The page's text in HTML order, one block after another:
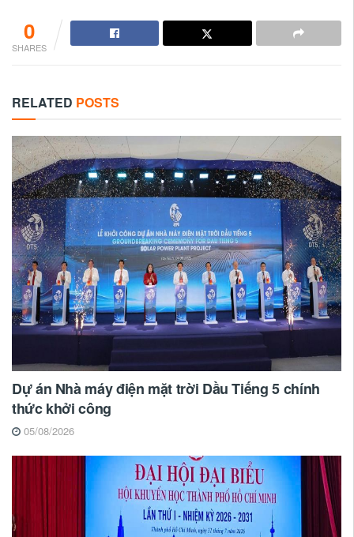
0
SHARES
RELATED POSTS
Dự án Nhà máy điện mặt trời Dầu Tiếng 5 chính
thức khởi công
05/08/2026